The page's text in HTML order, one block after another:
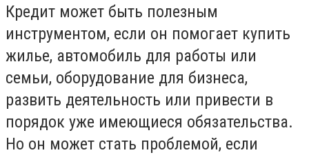
Кредит может быть полезным
инструментом, если он помогает купить
жилье, автомобиль для работы или
семьи, оборудование для бизнеса,
развить деятельность или привести в
порядок уже имеющиеся обязательства.
Но он может стать проблемой, если